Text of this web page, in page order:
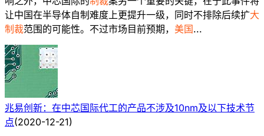
让中国在半导体自制难度上更提升一级，同时不排除后续扩大
制裁范围的可能性。不过市场目前预期， 美国...
兆易创新：在中芯国际代工的产品不涉及10nm及以下技术节
点(2020-12-21)